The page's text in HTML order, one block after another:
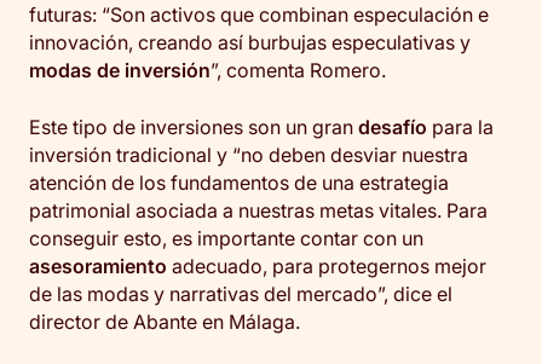
futuras: “Son activos que combinan especulación e
innovación, creando así burbujas especulativas y
modas de inversión”, comenta Romero.
Este tipo de inversiones son un gran desafío para la
inversión tradicional y “no deben desviar nuestra
atención de los fundamentos de una estrategia
patrimonial asociada a nuestras metas vitales. Para
conseguir esto, es importante contar con un
asesoramiento adecuado, para protegernos mejor
de las modas y narrativas del mercado”, dice el
director de Abante en Málaga.